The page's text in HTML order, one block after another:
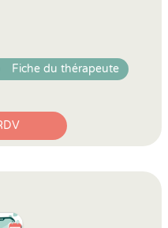
Fiche du thérapeute